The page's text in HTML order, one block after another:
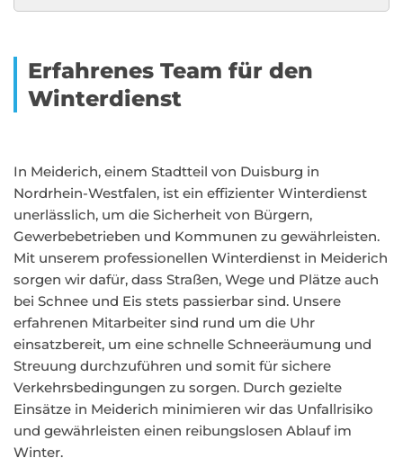
Erfahrenes Team für den
Winterdienst
In Meiderich, einem Stadtteil von Duisburg in
Nordrhein-Westfalen, ist ein effizienter Winterdienst
unerlässlich, um die Sicherheit von Bürgern,
Gewerbebetrieben und Kommunen zu gewährleisten.
Mit unserem professionellen Winterdienst in Meiderich
sorgen wir dafür, dass Straßen, Wege und Plätze auch
bei Schnee und Eis stets passierbar sind. Unsere
erfahrenen Mitarbeiter sind rund um die Uhr
einsatzbereit, um eine schnelle Schneeräumung und
Streuung durchzuführen und somit für sichere
Verkehrsbedingungen zu sorgen. Durch gezielte
Einsätze in Meiderich minimieren wir das Unfallrisiko
und gewährleisten einen reibungslosen Ablauf im
Winter.